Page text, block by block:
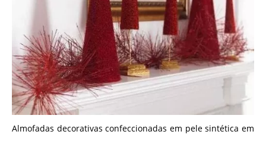
Almofadas decorativas confeccionadas em pele sintética em